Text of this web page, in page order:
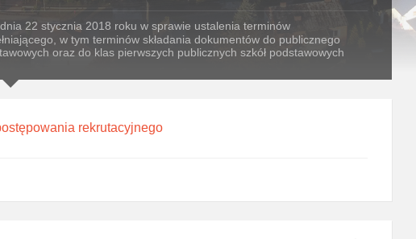
22 stycznia 2018 roku w sprawie ustalenia terminów
w tym terminów składania dokumentów do publicznego
oraz do klas pierwszych publicznych szkół podstawowych
rekrutacyjnego